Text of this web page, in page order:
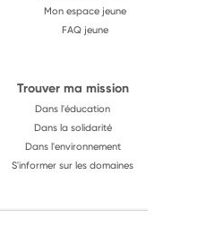
Mon espace jeune
FAQ jeune
Trouver ma mission
Dans l'éducation
Dans la solidarité
Dans l'environnement
S'informer sur les domaines